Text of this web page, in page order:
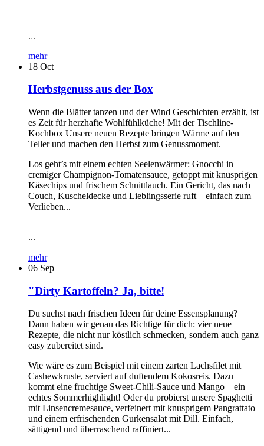
...
mehr
18 Oct
Herbstgenuss aus der Box
Wenn die Blätter tanzen und der Wind Geschichten erzählt, ist
es Zeit für herzhafte Wohlfühlküche! Mit der Tischline-
Kochbox Unsere neuen Rezepte bringen Wärme auf den
Teller und machen den Herbst zum Genussmoment.
Los geht’s mit einem echten Seelenwärmer: Gnocchi in
cremiger Champignon-Tomatensauce, getoppt mit knusprigen
Käsechips und frischem Schnittlauch. Ein Gericht, das nach
Couch, Kuscheldecke und Lieblingsserie ruft – einfach zum
Verlieben...
...
mehr
06 Sep
"Dirty Kartoffeln? Ja, bitte!
Du suchst nach frischen Ideen für deine Essensplanung?
Dann haben wir genau das Richtige für dich: vier neue
Rezepte, die nicht nur köstlich schmecken, sondern auch ganz
easy zubereitet sind.
Wie wäre es zum Beispiel mit einem zarten Lachsfilet mit
Cashewkruste, serviert auf duftendem Kokosreis. Dazu
kommt eine fruchtige Sweet-Chili-Sauce und Mango – ein
echtes Sommerhighlight! Oder du probierst unsere Spaghetti
mit Linsencremesauce, verfeinert mit knusprigem Pangrattato
und einem erfrischenden Gurkensalat mit Dill. Einfach,
sättigend und überraschend raffiniert...